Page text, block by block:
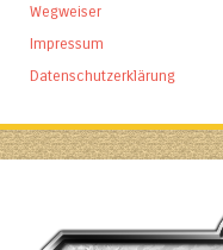
Wegweiser
Impressum
Datenschutzerklärung